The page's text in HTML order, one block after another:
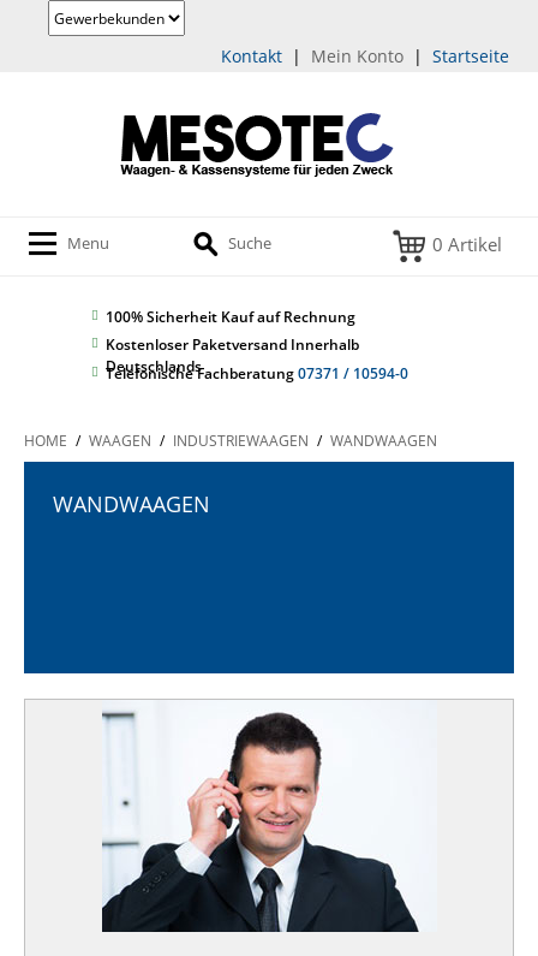
Startseite
|
Mein Konto
|
Kontakt
Menu Suche 0 Artikel
100% Sicherheit Kauf auf Rechnung
Kostenloser Paketversand Innerhalb
Deutschlands
Telefonische Fachberatung07371 / 10594-0
HOME / WAAGEN / INDUSTRIEWAAGEN / WANDWAAGEN
WANDWAAGEN